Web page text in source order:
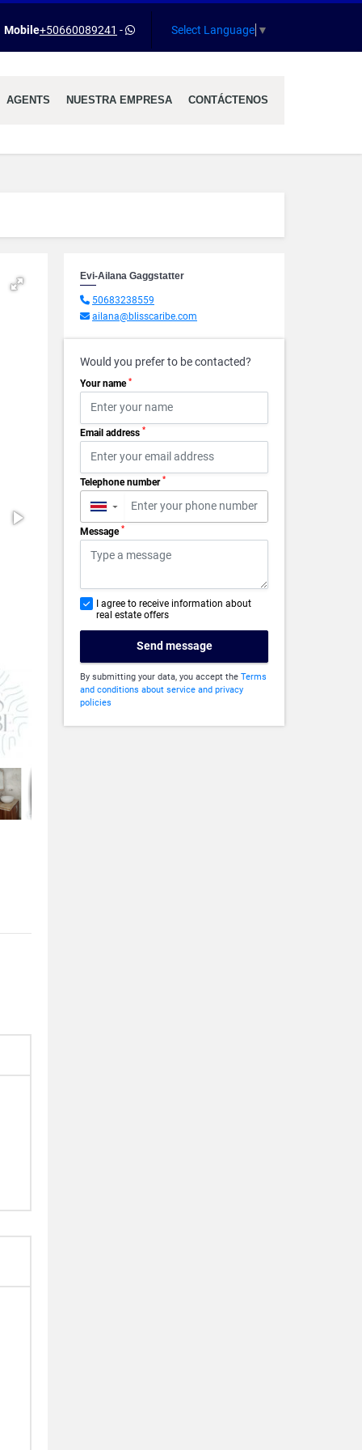
Mobile+50660089241 - Select Language ▼
AGENTS NUESTRA EMPRESA CONTÁCTENOS
Evi-Ailana Gaggstatter
50683238559
ailana@blisscaribe.com
Would you prefer to be contacted?
Your name *
Email address *
Telephone number *
▼
Message *
I agree to receive information about
real estate offers
Send message
By submitting your data, you accept the Terms
and conditions about service and privacy
policies